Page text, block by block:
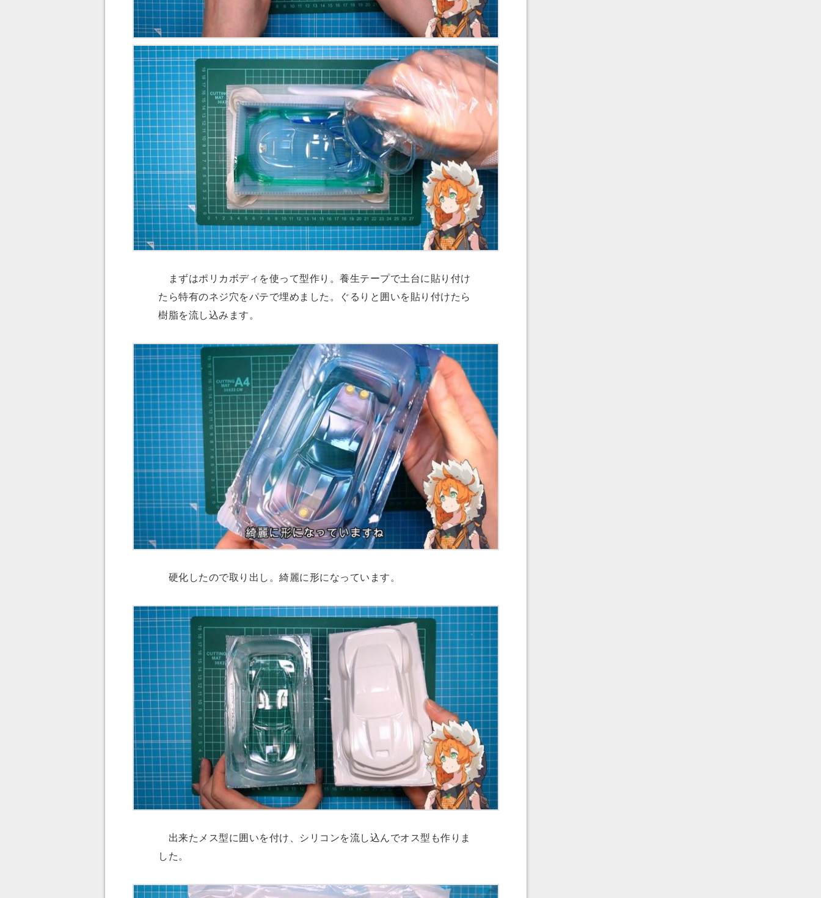
まずはポリカボディを使って型作り。養生テープで土台に貼り付け
たら特有のネジ穴をパテで埋めました。ぐるりと囲いを貼り付けたら
樹脂を流し込みます。
硬化したので取り出し。綺麗に形になっています。
出来たメス型に囲いを付け、シリコンを流し込んでオス型も作りま
した。